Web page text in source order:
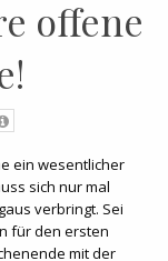
offene
ein wesentlicher
sich nur mal
verbringt. Sei
für den ersten
mit der